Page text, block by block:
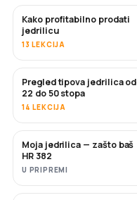
NOVO
Kako profitabilno prodati
jedrilicu
13 LEKCIJA
USKORO
Pregled tipova jedrilica od
22 do 50 stopa
14 LEKCIJA
USKORO
Moja jedrilica — zašto baš
HR 382
U PRIPREMI